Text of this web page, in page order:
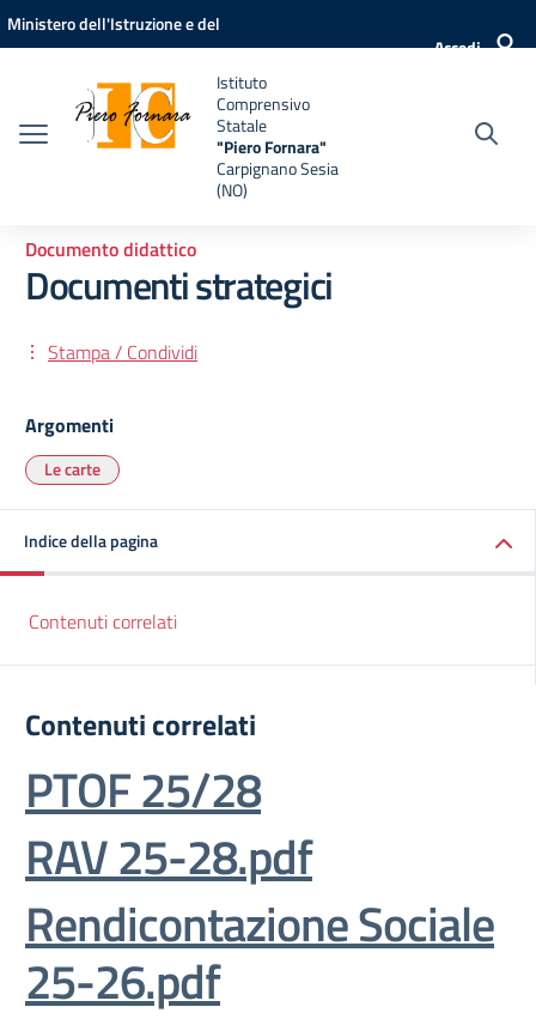
Vai ai contenuti
Vai al menu di navigazione
Vai al footer
Ministero dell'Istruzione e del
Accedi
Istituto
Comprensivo
Statale
"Piero Fornara"
Carpignano Sesia
(NO)
Documento didattico
Documenti strategici
Stampa / Condividi
Argomenti
Le carte
Indice della pagina
Contenuti correlati
Contenuti correlati
PTOF 25/28
RAV 25-28.pdf
Rendicontazione Sociale
25-26.pdf